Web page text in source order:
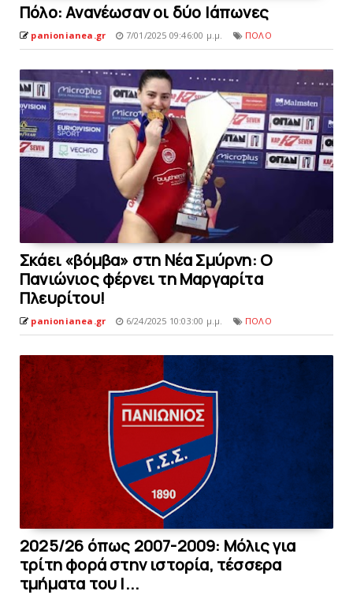
Πόλo: Ανανέωσαν οι δύο Ιάπωνες
panionianea.gr 7/01/2025 09:46:00 μ.μ. ΠΟΛΟ
Σκάει «βόμβα» στη Νέα Σμύρνη: O
Πανιώνιος φέρνει τη Μαργαρίτα
Πλευρίτoυ!
panionianea.gr 6/24/2025 10:03:00 μ.μ. ΠΟΛΟ
2025/26 όπως 2007-2009: Μόλις για
τρίτη φορά στην ιστορία, τέσσερα
τμήματα του Ι...